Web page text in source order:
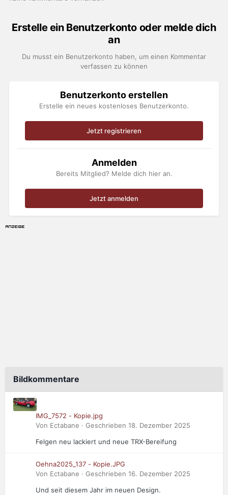
Erstelle ein Benutzerkonto oder melde dich
an
Du musst ein Benutzerkonto haben, um einen Kommentar
verfassen zu können
Benutzerkonto erstellen
Erstelle ein neues kostenloses Benutzerkonto.
Jetzt registrieren
Anmelden
Bereits Mitglied? Melde dich hier an.
Jetzt anmelden
Bildkommentare
IMG_7572 - Kopie.jpg
Von Ectabane · Geschrieben 18. Dezember 2025
Felgen neu lackiert und neue TRX-Bereifung
Oehna2025_137 - Kopie.JPG
Von Ectabane · Geschrieben 16. Dezember 2025
Und seit diesem Jahr im neuen Design.